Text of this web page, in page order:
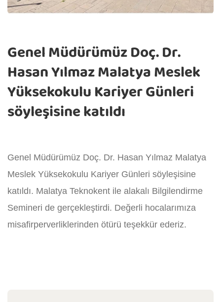
Genel Müdürümüz Doç. Dr.
Hasan Yılmaz Malatya Meslek
Yüksekokulu Kariyer Günleri
söyleşisine katıldı
Genel Müdürümüz Doç. Dr. Hasan Yılmaz Malatya
Meslek Yüksekokulu Kariyer Günleri söyleşisine
katıldı. Malatya Teknokent ile alakalı Bilgilendirme
Semineri de gerçekleştirdi. Değerli hocalarımıza
misafirperverliklerinden ötürü teşekkür ederiz.